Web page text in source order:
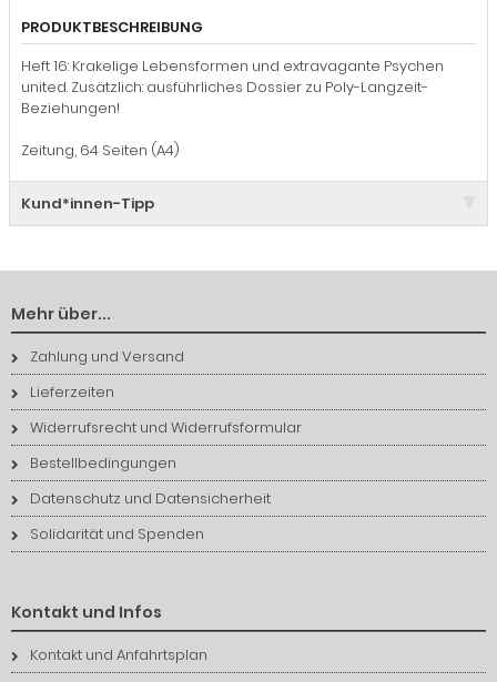
PRODUKTBESCHREIBUNG
Heft 16: Krakelige Lebensformen und extravagante Psychen
united. Zusätzlich: ausführliches Dossier zu Poly-Langzeit-
Beziehungen!
Zeitung, 64 Seiten (A4)
Kund*innen-Tipp
Mehr über...
Zahlung und Versand
Lieferzeiten
Widerrufsrecht und Widerrufsformular
Bestellbedingungen
Datenschutz und Datensicherheit
Solidarität und Spenden
Kontakt und Infos
Kontakt und Anfahrtsplan